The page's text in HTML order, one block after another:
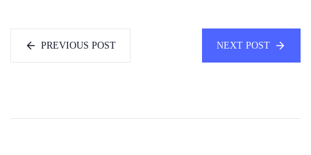
PREVIOUS POST NEXT POST